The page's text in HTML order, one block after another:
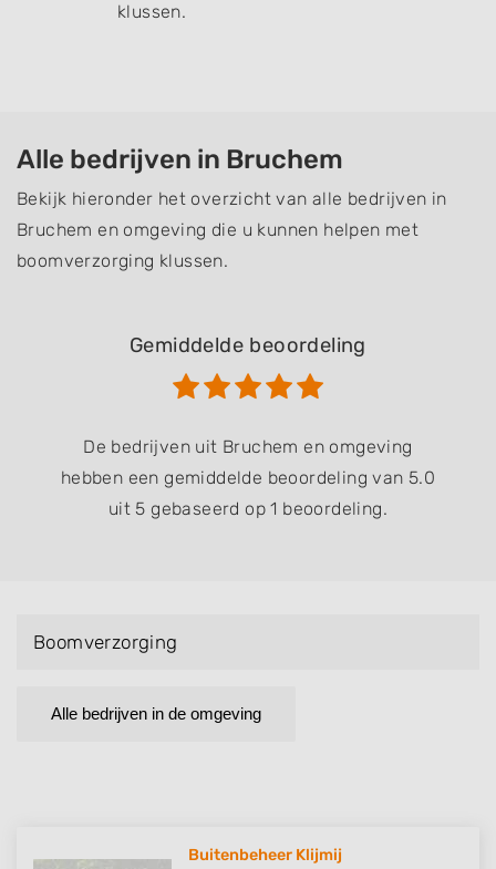
klussen.
Alle bedrijven in Bruchem
Bekijk hieronder het overzicht van alle bedrijven in
Bruchem en omgeving die u kunnen helpen met
boomverzorging klussen.
Gemiddelde beoordeling
De bedrijven uit Bruchem en omgeving
hebben een gemiddelde beoordeling van 5.0
uit 5 gebaseerd op 1 beoordeling.
Boomverzorging
Alle bedrijven in de omgeving
Buitenbeheer Klijmij